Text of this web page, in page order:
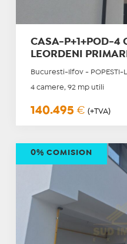
CASA-P+1+POD-4
LEORDENI
Bucuresti-Ilfov - POPESTI-
4 camere, 92 mp utili
140.495 € (+TVA)
0% COMISION